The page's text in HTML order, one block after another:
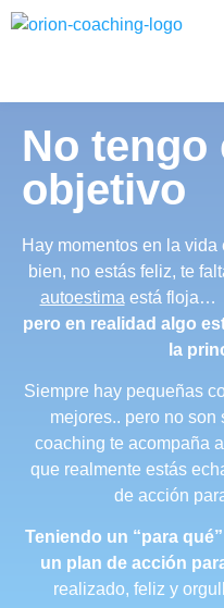
No tengo
objetivo
Hay momentos en la
bien, no estás feliz, te
autoestima está floja…
pero en realidad algo
la
Siempre hay pequeñas
mejores.. pero no son
coaching te acompaña
que realmente estás
de acción
Teniendo un “para
un plan de acción
realizado, feliz y